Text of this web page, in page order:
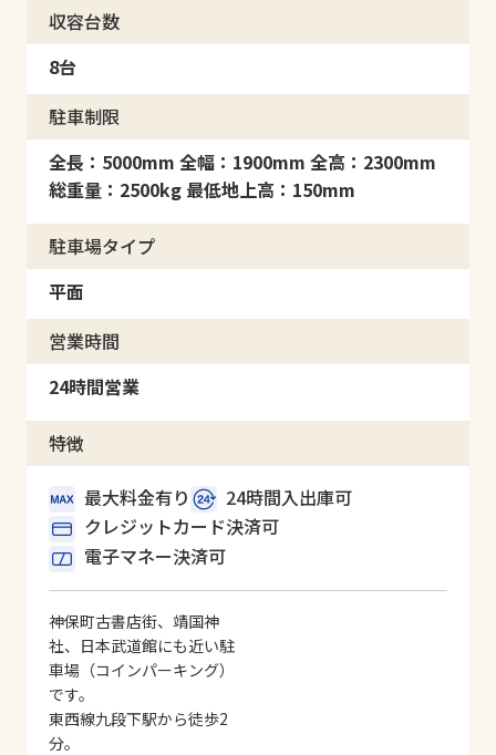
収容台数
8台
駐車制限
全長：5000mm 全幅：1900mm 全高：2300mm
総重量：2500kg 最低地上高：150mm
駐車場タイプ
平面
営業時間
24時間営業
特徴
最大料金有り
24時間入出庫可
クレジットカード決済可
電子マネー決済可
神保町古書店街、靖国神
社、日本武道館にも近い駐
車場（コインパーキング）
です。
東西線九段下駅から徒歩2
分。